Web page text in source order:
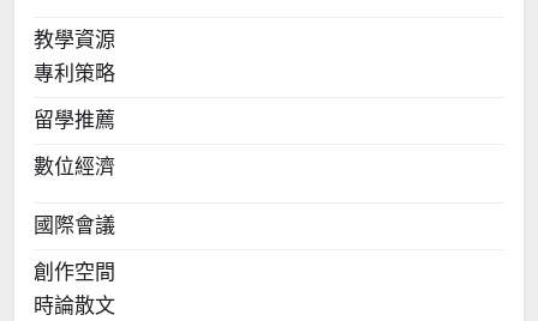
教學資源
專利策略
留學推薦
數位經濟
國際會議
創作空間
時論散文